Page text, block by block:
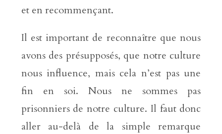
et en recommençant.
Il est important de reconnaître que nous
avons des présupposés, que notre culture
nous influence, mais cela n’est pas une
fin en soi. Nous ne sommes pas
prisonniers de notre culture. Il faut donc
aller au-delà de la simple remarque